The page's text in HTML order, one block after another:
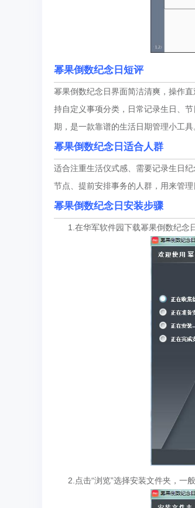
幂果倒数纪念日短评
幂果倒数纪念日界面简洁清爽，操作
持自定义事项分类，日常记录生日、
期，是一款靠谱的生活日期管理小工具
幂果倒数纪念日适合人群
适合注重生活仪式感、需要记录生日
节点、提前安排事务的人群，用来管理
幂果倒数纪念日安装步骤
1.在华军软件园下载幂果倒数纪念
2.点击“浏览”选择安装文件夹，一